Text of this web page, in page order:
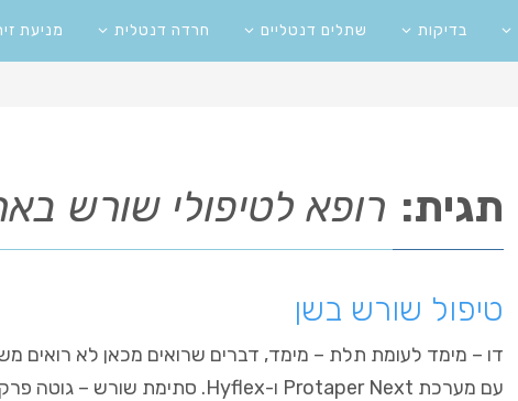
בדיקות שתלים דנטליים חרדה דנטלית מניעת
תגית: רופא לטיפולי שורש
טיפול שורש בשן